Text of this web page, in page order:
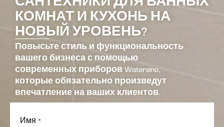
КОМНАТ И КУХОНЬ НА
НОВЫЙ УРОВЕНЬ?
Повысьте стиль и функциональность
вашего бизнеса с помощью
современных приборов Watersino,
которые обязательно произведут
впечатление на ваших клиентов.
Имя *